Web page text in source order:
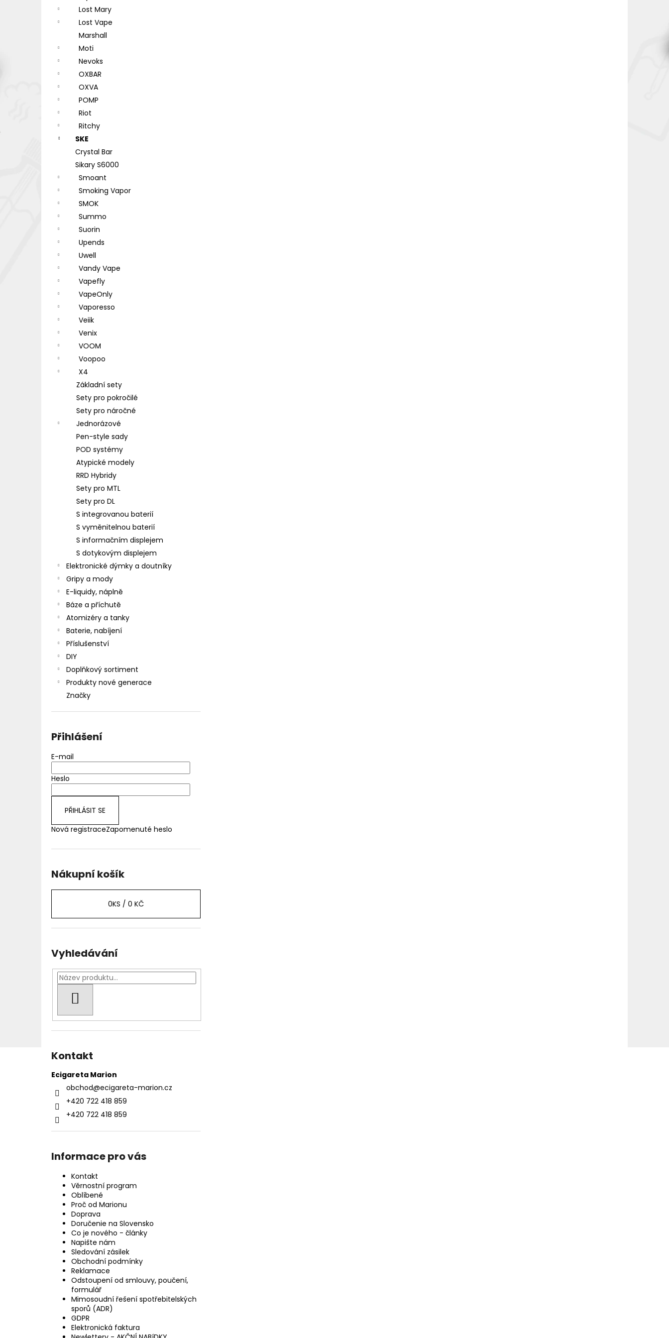
Lost Mary
Lost Vape
Marshall
Moti
Nevoks
OXBAR
OXVA
POMP
Riot
Ritchy
SKE
Crystal Bar
Sikary S6000
Smoant
Smoking Vapor
SMOK
Summo
Suorin
Upends
Uwell
Vandy Vape
Vapefly
VapeOnly
Vaporesso
Veiik
Venix
VOOM
Voopoo
X4
Základní sety
Sety pro pokročilé
Sety pro náročné
Jednorázové
Pen-style sady
POD systémy
Atypické modely
RRD Hybridy
Sety pro MTL
Sety pro DL
S integrovanou baterií
S vyměnitelnou baterií
S informačním displejem
S dotykovým displejem
Elektronické dýmky a doutníky
Gripy a mody
E-liquidy, náplně
Báze a příchutě
Atomizéry a tanky
Baterie, nabíjení
Příslušenství
DIY
Doplňkový sortiment
Produkty nové generace
Značky
Přihlášení
E-mail
Heslo
PŘIHLÁSIT SE
Nová registraceZapomenuté heslo
Nákupní košík
0KS / 0 KČ
Vyhledávání
Kontakt
Ecigareta Marion
obchod@ecigareta-marion.cz
+420 722 418 859
+420 722 418 859
Informace pro vás
Kontakt
Věrnostní program
Oblíbené
Proč od Marionu
Doprava
Doručenie na Slovensko
Co je nového - články
Napište nám
Sledování zásilek
Obchodní podmínky
Reklamace
Odstoupení od smlouvy, poučení,
formulář
Mimosoudní řešení spotřebitelských
sporů (ADR)
GDPR
Elektronická faktura